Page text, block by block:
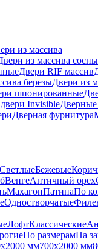
из массива
из массива сосны
Двери RIF массив
березыДвери из
шпонированные
Invisible
Дверная фурнитура
СветлыеБежевые
ВенгеАнтичный орех
МахагонПатинаПо
Одностворчатые
ЛофтКлассические
По размерамНа
мм700х2000 мм